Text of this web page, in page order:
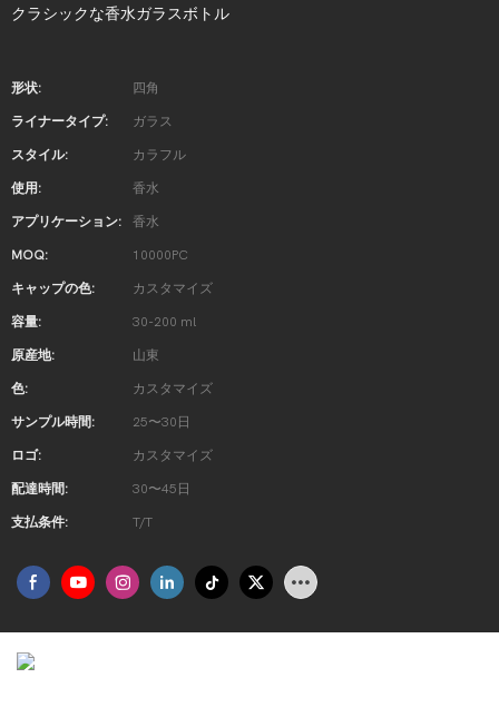
クラシックな香水ガラスボトル
形状: 四角
ライナータイプ: ガラス
スタイル: カラフル
使用: 香水
アプリケーション: 香水
MOQ: 10000PC
キャップの色: カスタマイズ
容量: 30-200 ml
原産地: 山東
色: カスタマイズ
サンプル時間: 25〜30日
ロゴ: カスタマイズ
配達時間: 30〜45日
支払条件: T/T